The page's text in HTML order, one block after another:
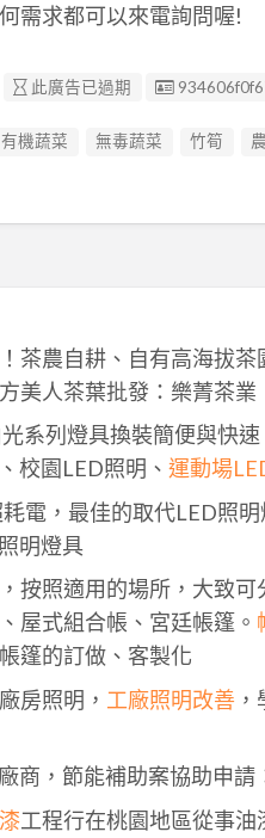
需求都可以來電詢問喔!
此廣告已過期 廣告编號
有機蔬菜 無毒蔬菜 竹筍
茶農自耕、自有高海拔茶
美人茶葉批發：樂菁茶業
系列燈具換裝簡便與快
、校園LED照明、 運動場
電，最佳的取代LED照
明燈具
按照適用的場所，大致
屋式組合帳、宮廷帳篷。
篷的訂做、客製化
房照明， 工廠照明改善，
廠商，節能補助案協助申請
工程行在桃園地區從事